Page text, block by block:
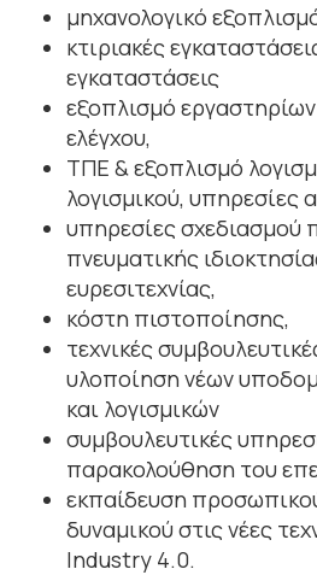
μηχανολογικό
κτιριακές
εγκαταστάσεις
εξοπλισμό
ελέγχου,
ΤΠΕ & εξοπλισμό
λογισμικού, υπηρεσίες
υπηρεσίες σχεδιασμού
πνευματικής
ευρεσιτεχνίας,
κόστη πιστοποίησης,
τεχνικές
υλοποίηση νέων
και λογισμικών
συμβουλευτικές
παρακολούθηση του
εκπαίδευση
δυναμικού στις νέες
Industry 4.0.